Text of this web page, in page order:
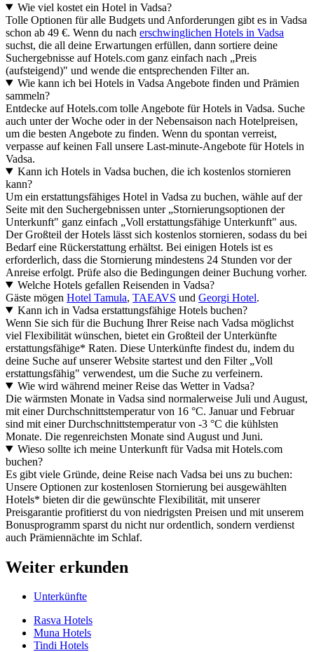
Wie viel kostet ein Hotel in Vadsa?
Tolle Optionen für alle Budgets und Anforderungen gibt es in Vadsa
schon ab 49 €. Wenn du nach erschwinglichen Hotels in Vadsa
suchst, die all deine Erwartungen erfüllen, dann sortiere deine
Suchergebnisse auf Hotels.com ganz einfach nach „Preis
(aufsteigend)" und wende die entsprechenden Filter an.
Wie kann ich bei Hotels in Vadsa Angebote finden und Prämien
sammeln?
Entdecke auf Hotels.com tolle Angebote für Hotels in Vadsa. Suche
auch unter der Woche oder in der Nebensaison nach Hotelpreisen,
um die besten Angebote zu finden. Wenn du spontan verreist,
verpasse auf keinen Fall unsere Last-minute-Angebote für Hotels in
Vadsa.
Kann ich Hotels in Vadsa buchen, die ich kostenlos stornieren
kann?
Um ein erstattungsfähiges Hotel in Vadsa zu buchen, wähle auf der
Seite mit den Suchergebnissen unter „Stornierungsoptionen der
Unterkunft" ganz einfach „Voll erstattungsfähige Unterkunft" aus.
Der Großteil der Hotels lässt sich kostenlos stornieren, sodass du bei
Bedarf eine Rückerstattung erhältst. Bei einigen Hotels ist es
erforderlich, dass die Stornierung mindestens 24 Stunden vor der
Anreise erfolgt. Prüfe also die Bedingungen deiner Buchung vorher.
Welche Hotels gefallen Reisenden in Vadsa?
Gäste mögen Hotel Tamula, TAEAVS und Georgi Hotel.
Kann ich in Vadsa erstattungsfähige Hotels buchen?
Wenn Sie sich für die Buchung Ihrer Reise nach Vadsa möglichst
viel Flexibilität wünschen, bietet ein Großteil der Unterkünfte
erstattungsfähige* Raten. Diese Unterkünfte findest du, indem du
deine Suche auf unserer Website startest und den Filter „Voll
erstattungsfähig" verwendest, um die Suche zu verfeinern.
Wie wird während meiner Reise das Wetter in Vadsa?
Die wärmsten Monate in Vadsa sind normalerweise Juli und August,
mit einer Durchschnittstemperatur von 16 °C. Januar und Februar
sind mit einer Durchschnittstemperatur von -3 °C die kühlsten
Monate. Die regenreichsten Monate sind August und Juni.
Wieso sollte ich meine Unterkunft für Vadsa mit Hotels.com
buchen?
Es gibt viele Gründe, deine Reise nach Vadsa bei uns zu buchen:
Unsere Optionen zur kostenlosen Stornierung bei ausgewählten
Hotels* bieten dir die gewünschte Flexibilität, mit unserer
Preisgarantie profitierst du von niedrigsten Preisen und mit unserem
Bonusprogramm sparst du nicht nur ordentlich, sondern verdienst
auch Prämiennächte im Schlaf.
Weiter erkunden
Unterkünfte
Rasva Hotels
Muna Hotels
Tindi Hotels